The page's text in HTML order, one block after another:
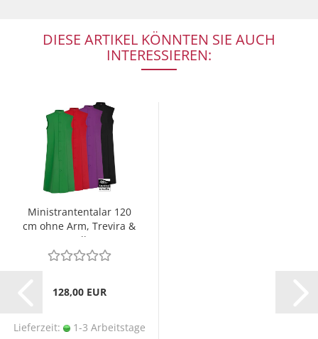
DIESE ARTIKEL KÖNNTEN SIE AUCH
INTERESSIEREN:
Ministrantentalar 120
cm ohne Arm, Trevira &
Wolle
128,00 EUR
Lieferzeit: 1-3 Arbeitstage